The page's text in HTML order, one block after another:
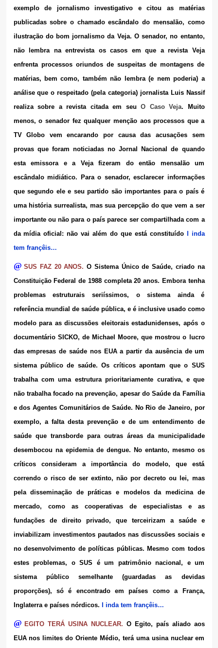
exemplo de jornalismo investigativo e citou as matérias
publicadas sobre o chamado escândalo do mensalão, como
ilustração do bom jornalismo da Veja. O senador, no entanto,
não lembra na entrevista os casos em que a revista Veja
enfrenta processos oriundos de suspeitas de montagens de
matérias, bem como, também não lembra (e nem poderia) a
análise que o respeitado (pela categoria) jornalista Luis Nassif
realiza sobre a revista citada em seu O Caso Veja.
Muito
menos, o senador fez qualquer menção aos processos que a
TV Globo vem encarando por causa das acusações sem
provas que foram noticiadas no Jornal Nacional de quando
esta emissora e a Veja fizeram do então mensalão um
escândalo midiático. Para o senador, esclarecer informações
que segundo ele e seu partido são importantes para o país é
uma história surrealista, mas sua percepção do que vem a ser
importante ou não para o país parece ser compartilhada com a
da mídia oficial: não vai além do que está constituído
I inda
tem françêis…
@ SUS FAZ 20 ANOS.O Sistema Único de Saúde, criado na
Constituição Federal de 1988 completa 20 anos. Embora tenha
problemas estruturais seriíssimos, o sistema ainda é
referência mundial de saúde pública, e é inclusive usado como
modelo para as discussões eleitorais estadunidenses, após o
documentário SICKO, de Michael Moore, que mostrou o lucro
das empresas de saúde nos EUA a partir da ausência de um
sistema público de saúde. Os críticos apontam que o SUS
trabalha com uma estrutura prioritariamente curativa, e que
não trabalha focado na prevenção, apesar do Saúde da Família
e dos Agentes Comunitários de Saúde. No Rio de Janeiro, por
exemplo, a falta desta prevenção e de um entendimento de
saúde que transborde para outras áreas da municipalidade
desembocou na epidemia de dengue. No entanto, mesmo os
críticos consideram a importância do modelo, que está
correndo o risco de ser extinto, não por decreto ou lei, mas
pela disseminação de práticas e modelos da medicina de
mercado, como as cooperativas de especialistas e as
fundações de direito privado, que terceirizam a saúde e
inviabilizam investimentos pautados nas discussões sociais e
no desenvolvimento de políticas públicas. Mesmo com todos
estes problemas, o SUS é um patrimônio nacional, e um
sistema público semelhante (guardadas as devidas
proporções), só é encontrado em países como a França,
Inglaterra e países nórdicos.
I inda tem françêis…
@ EGITO TERÁ USINA NUCLEAR. O Egito, país aliado aos
EUA nos limites do Oriente Médio, terá uma usina nuclear em